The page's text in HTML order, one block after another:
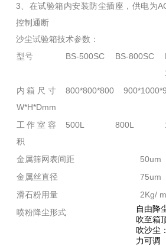
3、在试验箱内安装防尘插座，供电为
控制通断
沙尘试验箱技术参数：
型号
BS-500SC BS-800SC
内箱尺寸
W*H*Dmm
800*800*800
工作室容
积
500L 800L
金属筛网表间距
50um
金属丝直径
75um
滑石粉用量
2Kg/
喷粉降尘形式
自由降
吹至箱
吹沙尘
力可调